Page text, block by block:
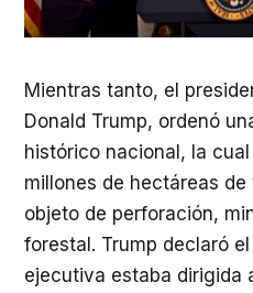
Mientras tanto, el
Donald Trump, ordenó
histórico nacional, la
millones de hectáreas
objeto de perforación,
forestal. Trump declaró
ejecutiva estaba dirigida